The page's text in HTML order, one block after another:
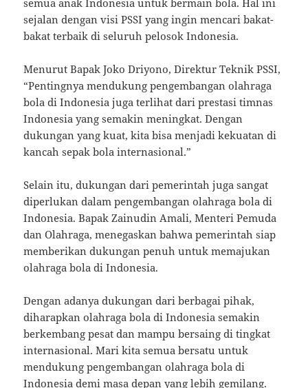
semua anak Indonesia untuk bermain bola. Hal ini
sejalan dengan visi PSSI yang ingin mencari bakat-
bakat terbaik di seluruh pelosok Indonesia.
Menurut Bapak Joko Driyono, Direktur Teknik PSSI,
“Pentingnya mendukung pengembangan olahraga
bola di Indonesia juga terlihat dari prestasi timnas
Indonesia yang semakin meningkat. Dengan
dukungan yang kuat, kita bisa menjadi kekuatan di
kancah sepak bola internasional.”
Selain itu, dukungan dari pemerintah juga sangat
diperlukan dalam pengembangan olahraga bola di
Indonesia. Bapak Zainudin Amali, Menteri Pemuda
dan Olahraga, menegaskan bahwa pemerintah siap
memberikan dukungan penuh untuk memajukan
olahraga bola di Indonesia.
Dengan adanya dukungan dari berbagai pihak,
diharapkan olahraga bola di Indonesia semakin
berkembang pesat dan mampu bersaing di tingkat
internasional. Mari kita semua bersatu untuk
mendukung pengembangan olahraga bola di
Indonesia demi masa depan yang lebih gemilang.